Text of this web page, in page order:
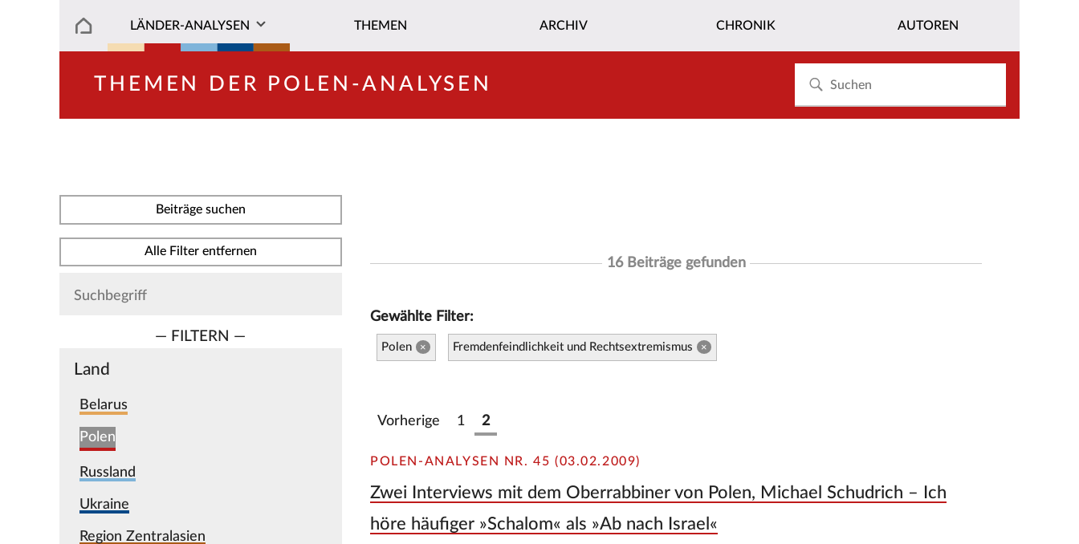
LÄNDER-ANALYSEN THEMEN ARCHIV CHRONIK AUTOREN
THEMEN DER POLEN-ANALYSEN
Beiträge suchen
Alle Filter entfernen
— FILTERN —
Land
Belarus
Polen
Russland
Ukraine
Region Zentralasien
16 Beiträge gefunden
Gewählte Filter:
Polen × Fremdenfeindlichkeit und Rechtsextremismus ×
Vorherige 1 2
POLEN-ANALYSEN NR. 45 (03.02.2009)
Zwei Interviews mit dem Oberrabbiner von Polen, Michael Schudrich – Ich
höre häufiger »Schalom« als »Ab nach Israel«